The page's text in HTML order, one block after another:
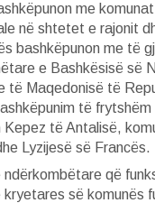
me
në shtetet e rajonit
bashkëpunon me të
e Bashkësisë së
të Maqedonisë të
të frytshëm
të Antalisë,
Lyzijesë së Francës.
që
së komunës